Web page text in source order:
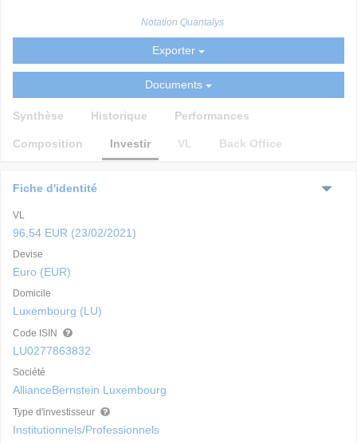
Notation Quantalys
Exporter
Documents
Synthèse Historique Performances
Composition Investir VL Back Office
Fiche d'identité
VL
96,54 EUR (23/02/2021)
Devise
Euro (EUR)
Domicile
Luxembourg (LU)
Code ISIN
LU0277863832
Société
AllianceBernstein Luxembourg
Type d'investisseur
Institutionnels/Professionnels